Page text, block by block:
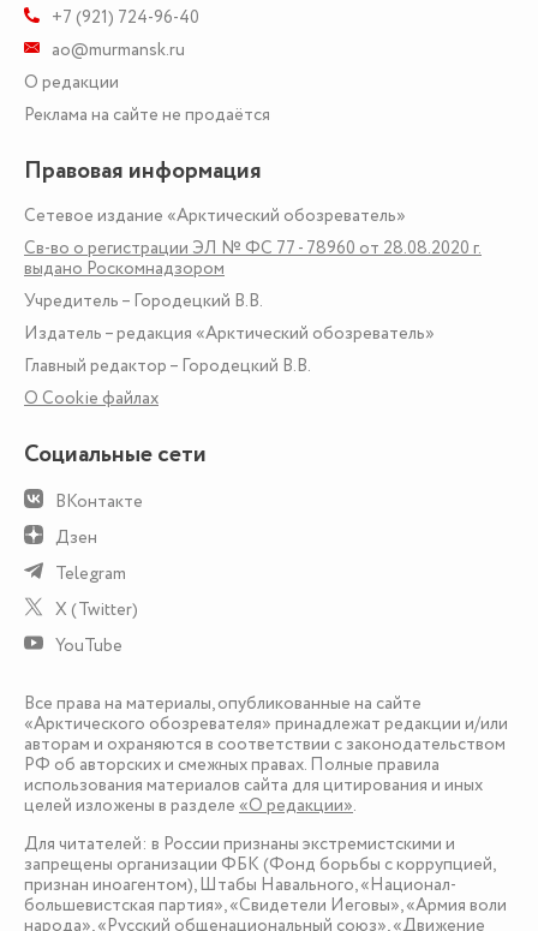
+7 (921) 724-96-40
ao@murmansk.ru
О редакции
Реклама на сайте не продаётся
Правовая информация
Сетевое издание «Арктический обозреватель»
Св-во о регистрации ЭЛ № ФС 77 - 78960 от 28.08.2020 г.
выдано Роскомнадзором
Учредитель – Городецкий В.В.
Издатель – редакция «Арктический обозреватель»
Главный редактор – Городецкий В.В.
О Сookie файлах
Социальные сети
ВКонтакте
Дзен
Telegram
X (Twitter)
YouTube
Все права на материалы, опубликованные на сайте
«Арктического обозревателя» принадлежат редакции и/или
авторам и охраняются в соответствии с законодательством
РФ об авторских и смежных правах. Полные правила
использования материалов сайта для цитирования и иных
целей изложены в разделе «О редакции».
Для читателей: в России признаны экстремистскими и
запрещены организации ФБК (Фонд борьбы с коррупцией,
признан иноагентом), Штабы Навального, «Национал-
большевистская партия», «Свидетели Иеговы», «Армия воли
народа», «Русский общенациональный союз», «Движение